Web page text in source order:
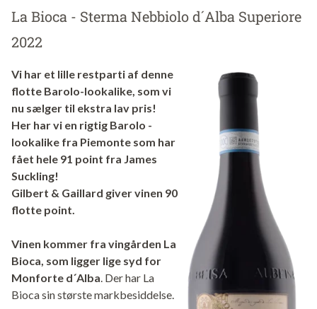
La Bioca - Sterma Nebbiolo d´Alba Superiore
2022
Vi har et lille restparti af denne
flotte Barolo-lookalike, som vi
nu sælger til ekstra lav pris!
Her har vi en rigtig Barolo -
lookalike fra Piemonte som har
fået hele 91 point fra James
Suckling!
Gilbert & Gaillard giver vinen 90
flotte point.
Vinen kommer fra vingården La
Bioca, som ligger lige syd for
Monforte d´Alba . Der har La
Bioca sin største markbesiddelse.